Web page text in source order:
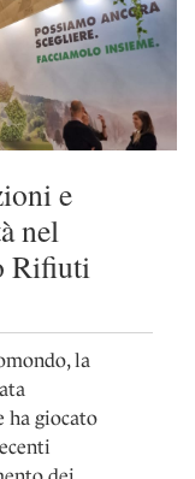
e
nel
Rifiuti
la
ha giocato